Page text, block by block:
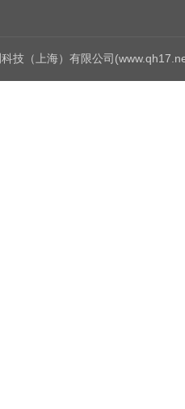
技（上海）有限公司